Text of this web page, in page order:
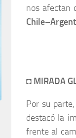
nos afectan
◘ MIRADA
Por su parte,
destacó la
frente al